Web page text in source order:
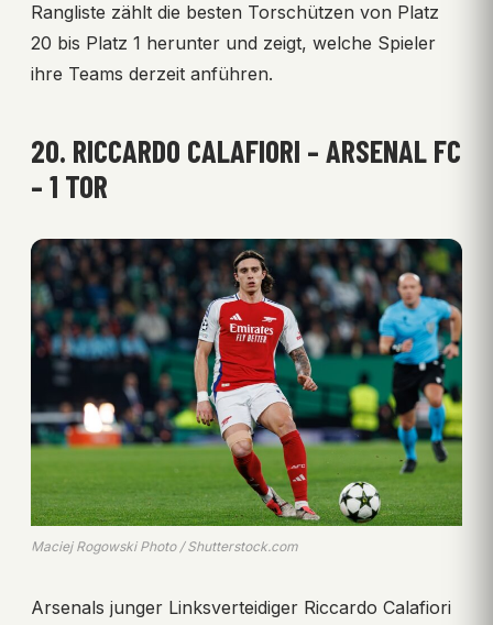
Rangliste zählt die besten Torschützen von Platz
20 bis Platz 1 herunter und zeigt, welche Spieler
ihre Teams derzeit anführen.
20. RICCARDO CALAFIORI – ARSENAL FC
– 1 TOR
Maciej Rogowski Photo / Shutterstock.com
Arsenals junger Linksverteidiger Riccardo Calafiori